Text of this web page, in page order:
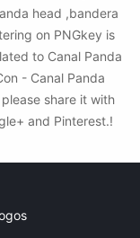
head ,bandera
on PNGkey is
to Canal Panda
- Canal Panda
share it with
and Pinterest.!